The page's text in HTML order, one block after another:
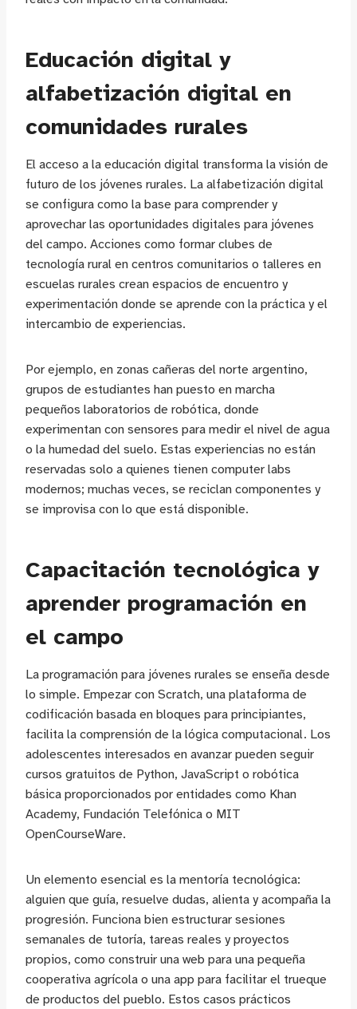
Educación digital y
alfabetización digital en
comunidades rurales
El acceso a la educación digital transforma la visión de
futuro de los jóvenes rurales. La alfabetización digital
se configura como la base para comprender y
aprovechar las oportunidades digitales para jóvenes
del campo. Acciones como formar clubes de
tecnología rural en centros comunitarios o talleres en
escuelas rurales crean espacios de encuentro y
experimentación donde se aprende con la práctica y el
intercambio de experiencias.
Por ejemplo, en zonas cañeras del norte argentino,
grupos de estudiantes han puesto en marcha
pequeños laboratorios de robótica, donde
experimentan con sensores para medir el nivel de agua
o la humedad del suelo. Estas experiencias no están
reservadas solo a quienes tienen computer labs
modernos; muchas veces, se reciclan componentes y
se improvisa con lo que está disponible.
Capacitación tecnológica y
aprender programación en
el campo
La programación para jóvenes rurales se enseña desde
lo simple. Empezar con Scratch, una plataforma de
codificación basada en bloques para principiantes,
facilita la comprensión de la lógica computacional. Los
adolescentes interesados en avanzar pueden seguir
cursos gratuitos de Python, JavaScript o robótica
básica proporcionados por entidades como Khan
Academy, Fundación Telefónica o MIT
OpenCourseWare.
Un elemento esencial es la mentoría tecnológica:
alguien que guía, resuelve dudas, alienta y acompaña la
progresión. Funciona bien estructurar sesiones
semanales de tutoría, tareas reales y proyectos
propios, como construir una web para una pequeña
cooperativa agrícola o una app para facilitar el trueque
de productos del pueblo. Estos casos prácticos